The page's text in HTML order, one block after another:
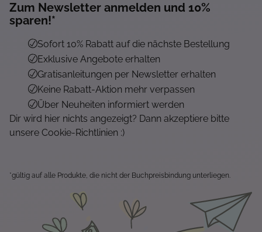
Zum Newsletter anmelden und 10%
sparen!*
Sofort 10% Rabatt auf die nächste Bestellung
Exklusive Angebote erhalten
Gratisanleitungen per Newsletter erhalten
Keine Rabatt-Aktion mehr verpassen
Über Neuheiten informiert werden
Dir wird hier nichts angezeigt? Dann akzeptiere bitte
unsere Cookie-Richtlinien :)
*gültig auf alle Produkte, die nicht der Buchpreisbindung unterliegen.